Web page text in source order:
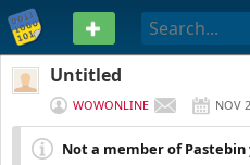
PASTEBIN
Untitled
WOWONLINE NOV
Not a member of Pastebin